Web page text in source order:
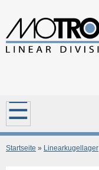
Sie sind hier
Startseite » Linearkugellager